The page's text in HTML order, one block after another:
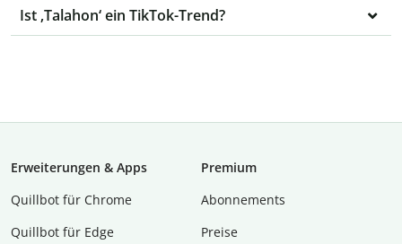
Ist ‚Talahon‘ ein TikTok-Trend?
Erweiterungen & Apps
Quillbot für Chrome
Quillbot für Edge
Premium
Abon­ne­ments
Preise